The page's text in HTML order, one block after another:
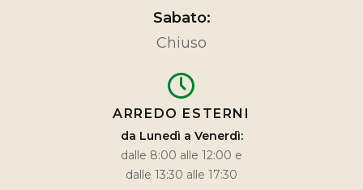
Sabato:
Chiuso
ARREDO ESTERNI
da Lunedì a Venerdì:
dalle 8:00 alle 12:00 e
dalle 13:30 alle 17:30